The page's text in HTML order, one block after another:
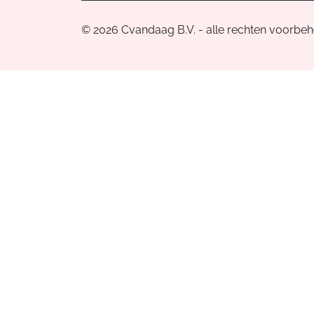
© 2026 Cvandaag B.V. - alle rechten